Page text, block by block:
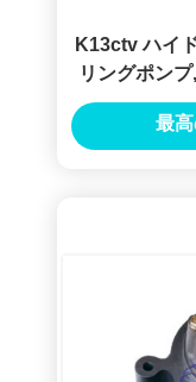
K13ctv ハイ
リングポン
最